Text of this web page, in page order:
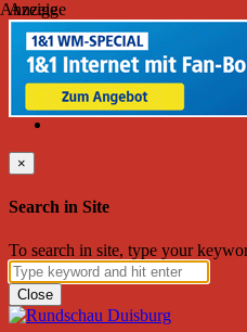
Freitag, August 07, 2026
Friend on Facebook
Search
×
Search in Site
To search in site, type your
Close
Anzeige
Anzeige